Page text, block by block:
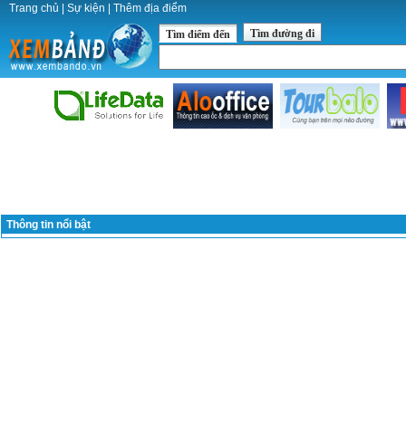
Trang chủ Sự kiện Thêm địa điểm
Tìm điểm đến Tìm đường đi
Thông tin nổi bật